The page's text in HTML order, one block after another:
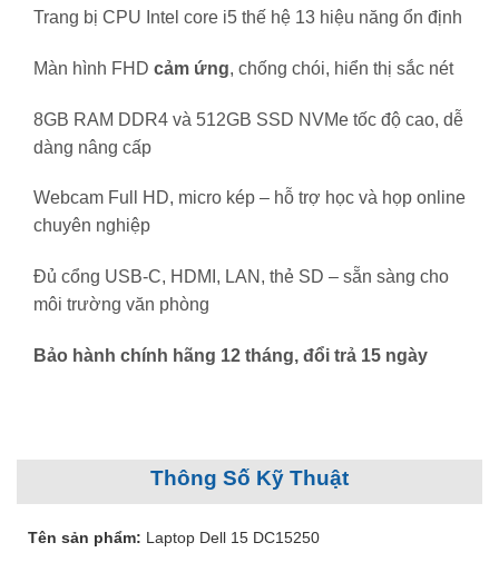
Trang bị CPU Intel core i5 thế hệ 13 hiệu năng ổn định
Màn hình FHD cảm ứng, chống chói, hiển thị sắc nét
8GB RAM DDR4 và 512GB SSD NVMe tốc độ cao, dễ
dàng nâng cấp
Webcam Full HD, micro kép – hỗ trợ học và họp online
chuyên nghiệp
Đủ cổng USB-C, HDMI, LAN, thẻ SD – sẵn sàng cho
môi trường văn phòng
Bảo hành chính hãng 12 tháng, đổi trả 15 ngày
Thông Số Kỹ Thuật
Tên sản phẩm: Laptop Dell 15 DC15250